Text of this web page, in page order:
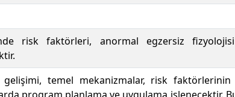
risk faktörleri, anormal egzersiz
gelişimi, temel mekanizmalar, risk